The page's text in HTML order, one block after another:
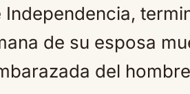
de su esposa
del